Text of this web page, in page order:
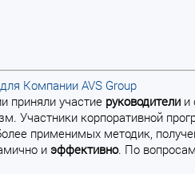
Компании AVS Group
приняли участие руководители и
Участники корпоративной
применимых методик,
и эффективно. По